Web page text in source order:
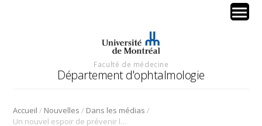
Faculté de médecine
Département d'ophtalmologie
Accueil / Nouvelles / Dans les médias /
Un nouvel espoir de prévenir la rétinopathie